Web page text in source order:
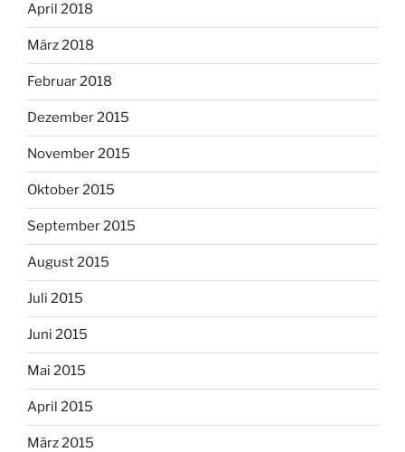
April 2018
März 2018
Februar 2018
Dezember 2015
November 2015
Oktober 2015
September 2015
August 2015
Juli 2015
Juni 2015
Mai 2015
April 2015
März 2015